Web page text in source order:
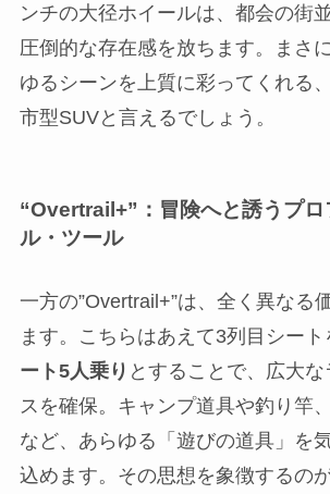
ンチの大径ホイールは、都会の街
圧倒的な存在感を放ちます。まさ
ゆるシーンを上質に彩ってくれる
市型SUVと言えるでしょう。
“Overtrail+”：冒険へと誘うプロ
ル・ツール
一方の”Overtrail+”は、全く異なる
ます。こちらはあえて3列目シート
ート5人乗り とすることで、広大
スを確保。キャンプ道具や釣り竿
など、あらゆる「遊びの道具」を
込めます。その思想を象徴するの